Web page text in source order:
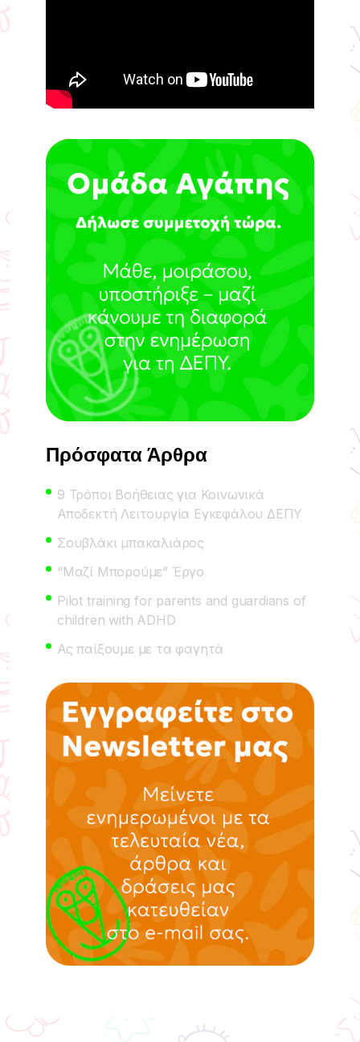
Πρόσφατα Άρθρα
9 Τρόποι Βοήθειας για Κοινωνικά
Αποδεκτή Λειτουργία Εγκεφάλου ΔΕΠΥ
Σουβλάκι μπακαλιάρος
“Μαζί Μπορούμε” Έργο
Pilot training for parents and guardians of
children with ADHD
Ας παίξουμε με τα φαγητά